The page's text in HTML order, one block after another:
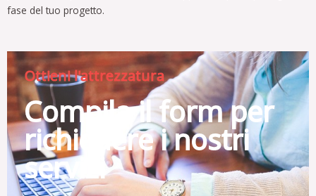
fase del tuo progetto.
Ottieni l'attrezzatura
Compila il form per
richiedere i nostri
servizi